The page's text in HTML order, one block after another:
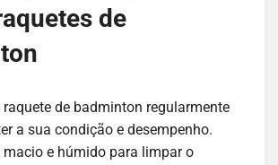
de
de badminton regularmente
a sua condição e desempenho.
macio e húmido para limpar o